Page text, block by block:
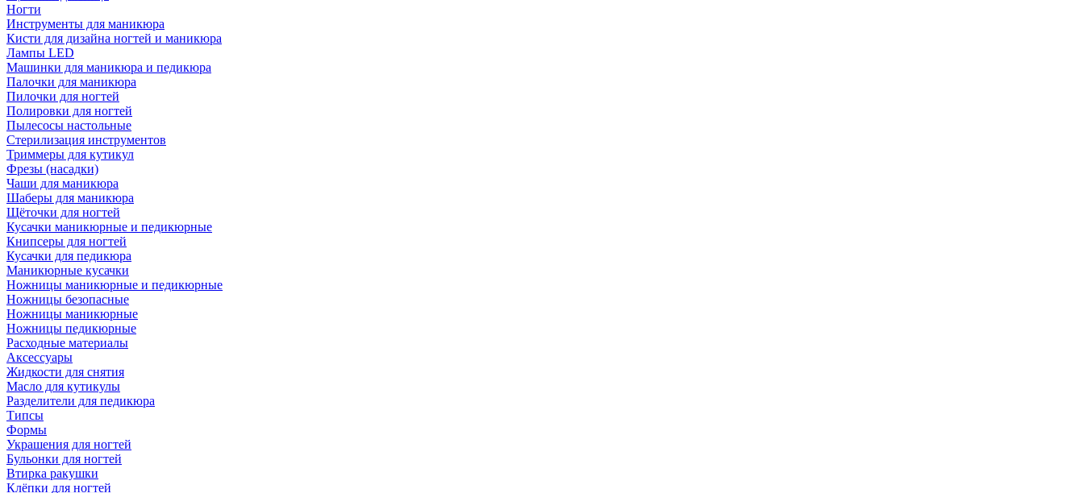
Ногти
Инструменты для маникюра
Кисти для дизайна ногтей и маникюра
Лампы LED
Машинки для маникюра и педикюра
Палочки для маникюра
Пилочки для ногтей
Полировки для ногтей
Пылесосы настольные
Стерилизация инструментов
Триммеры для кутикул
Фрезы (насадки)
Чаши для маникюра
Шаберы для маникюра
Щёточки для ногтей
Кусачки маникюрные и педикюрные
Книпсеры для ногтей
Кусачки для педикюра
Маникюрные кусачки
Ножницы маникюрные и педикюрные
Ножницы безопасные
Ножницы маникюрные
Ножницы педикюрные
Расходные материалы
Аксессуары
Жидкости для снятия
Масло для кутикулы
Разделители для педикюра
Типсы
Формы
Украшения для ногтей
Бульонки для ногтей
Втирка ракушки
Клёпки для ногтей